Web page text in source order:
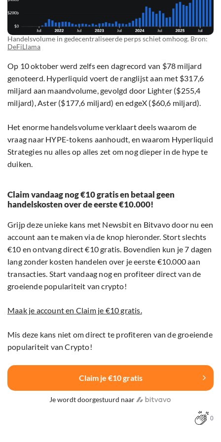
Handelsvolume in gedecentraliseerde perps schiet omhoog. Bron:
DeFiLlama
Op 10 oktober werd zelfs een dagrecord van $78 miljard
genoteerd. Hyperliquid voert de ranglijst aan met $317,6
miljard aan maandvolume, gevolgd door Lighter ($255,4
miljard), Aster ($177,6 miljard) en edgeX ($60,6 miljard).
Het enorme handelsvolume verklaart deels waarom de
vraag naar HYPE-tokens aanhoudt, en waarom Hyperliquid
Strategies nu alles op alles zet om nog dieper in de hype te
duiken.
Claim vandaag nog €10 gratis en betaal geen
handelskosten over de eerste €10.000!
Grijp deze unieke kans met Newsbit en Bitvavo door nu een
account aan te maken via de knop hieronder. Stort slechts
€10 en ontvang direct €10 gratis. Bovendien kun je 7 dagen
lang zonder kosten handelen over je eerste €10.000 aan
transacties. Start vandaag nog en profiteer direct van de
groeiende populariteit van crypto!
Maak je account en Claim je €10 gratis.
Mis deze kans niet om direct te profiteren van de groeiende
populariteit van Crypto!
Claim je €10 gratis
Je wordt doorgestuurd naar
0